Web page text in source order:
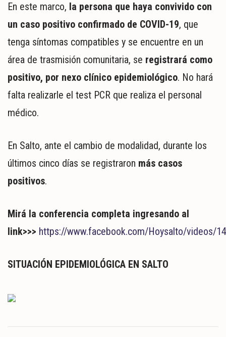
En este marco, la persona que haya convivido con
un caso positivo confirmado de COVID-19, que
tenga síntomas compatibles y se encuentre en un
área de trasmisión comunitaria, se registrará como
positivo, por nexo clínico epidemiológico. No hará
falta realizarle el test PCR que realiza el personal
médico.
En Salto, ante el cambio de modalidad, durante los
últimos cinco días se registraron más casos
positivos.
Mirá la conferencia completa ingresando al
link>>> https://www.facebook.com/Hoysalto/videos/
SITUACIÓN EPIDEMIOLÓGICA EN SALTO